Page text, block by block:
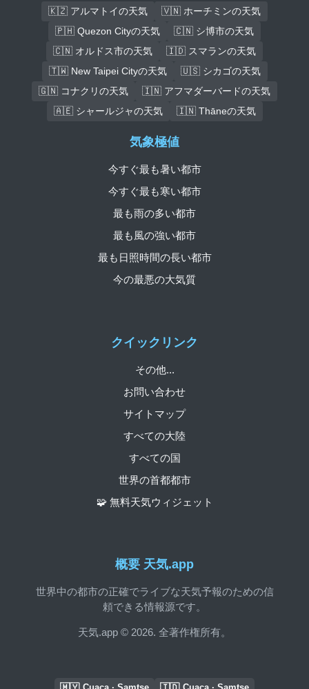
🇰🇿 アルマトイの天気
🇻🇳 ホーチミンの天気
🇵🇭 Quezon Cityの天気
🇨🇳 シ博市の天気
🇨🇳 オルドス市の天気
🇮🇩 スマランの天気
🇹🇼 New Taipei Cityの天気
🇺🇸 シカゴの天気
🇬🇳 コナクリの天気
🇮🇳 アフマダーバードの天気
🇦🇪 シャールジャの天気
🇮🇳 Thāneの天気
概要 天気.app
世界中の都市の正確でライブな天気予報のための信
頼できる情報源です。
天気.app © 2026. 全著作権所有。
クイックリンク
その他...
お問い合わせ
サイトマップ
すべての大陸
すべての国
世界の首都都市
🧩 無料天気ウィジェット
気象極値
今すぐ最も暑い都市
今すぐ最も寒い都市
最も雨の多い都市
最も風の強い都市
最も日照時間の長い都市
今の最悪の大気質